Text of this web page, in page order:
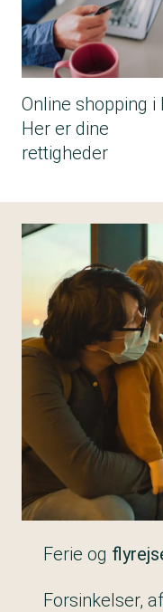
Online shopping i
Her er dine
rettigheder
Ferie og
Forsinkelser,